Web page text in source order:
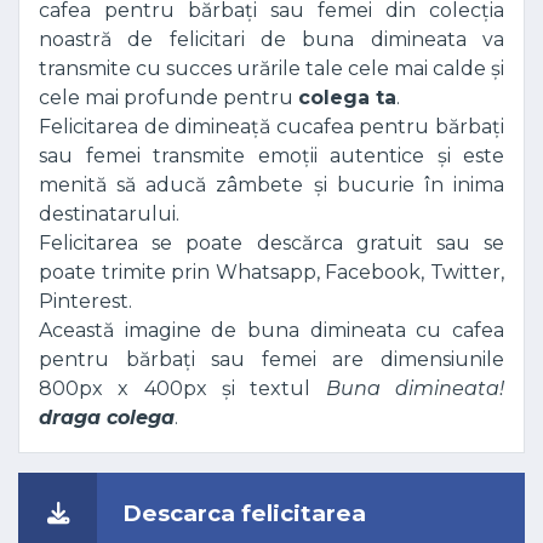
cafea pentru bărbați sau femei din colecția
noastră de felicitari de buna dimineata va
transmite cu succes urările tale cele mai calde și
cele mai profunde pentru colega ta.
Felicitarea de dimineață cucafea pentru bărbați
sau femei transmite emoții autentice și este
menită să aducă zâmbete și bucurie în inima
destinatarului.
Felicitarea se poate descărca gratuit sau se
poate trimite prin Whatsapp, Facebook, Twitter,
Pinterest.
Această imagine de buna dimineata cu cafea
pentru bărbați sau femei are dimensiunile
800px x 400px și textul Buna dimineata!
draga colega.
Descarca felicitarea